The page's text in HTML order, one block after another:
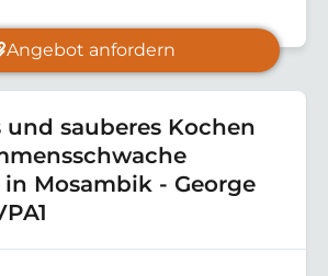
Angebot anfordern
und sauberes Kochen
Mosambik - George